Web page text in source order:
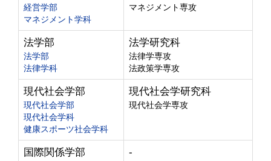
経営学部
マネジメント学科
マネジメント専攻
法学部
法学部
法律学科
法学研究科
法律学専攻
法政策学専攻
現代社会学部
現代社会学部
現代社会学科
健康スポーツ社会学科
現代社会学研究科
現代社会学専攻
国際関係学部 -